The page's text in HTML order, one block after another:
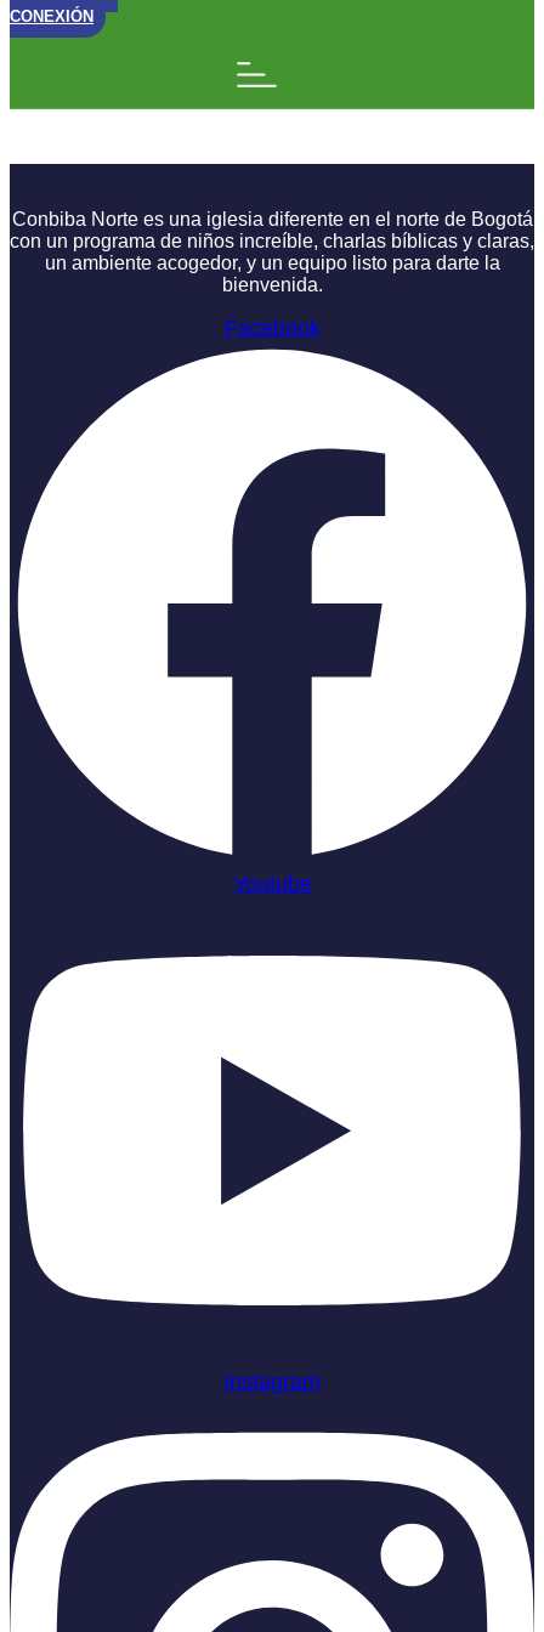
CONEXIÓN
Conbiba Norte es una iglesia diferente en el norte de Bogotá
con un programa de niños increíble, charlas bíblicas y claras,
un ambiente acogedor, y un equipo listo para darte la
bienvenida.
Facebook
Youtube
Instagram